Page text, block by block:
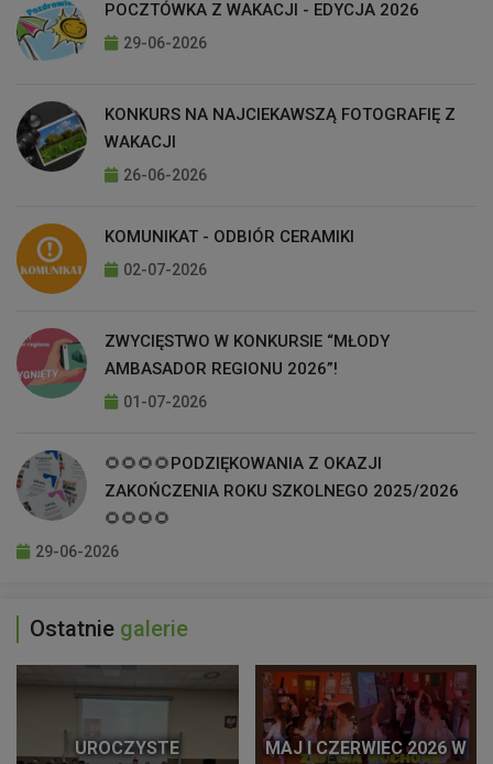
POCZTÓWKA Z WAKACJI - EDYCJA 2026
29-06-2026
KONKURS NA NAJCIEKAWSZĄ FOTOGRAFIĘ Z
WAKACJI
26-06-2026
KOMUNIKAT - ODBIÓR CERAMIKI
02-07-2026
ZWYCIĘSTWO W KONKURSIE “MŁODY
AMBASADOR REGIONU 2026”!
01-07-2026
🌻🌻🌻🌻PODZIĘKOWANIA Z OKAZJI
ZAKOŃCZENIA ROKU SZKOLNEGO 2025/2026
🌻🌻🌻🌻
29-06-2026
Ostatnie galerie
UROCZYSTE
MAJ I CZERWIEC 2026 W